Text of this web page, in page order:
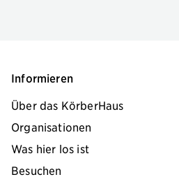
Informieren
Über das KörberHaus
Organisationen
Was hier los ist
Besuchen